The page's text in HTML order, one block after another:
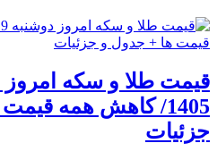
1405/ کاهش همه
جزئیات